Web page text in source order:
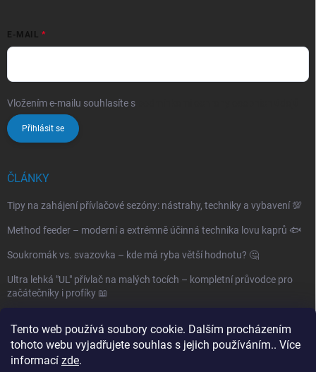
Tento web používá soubory cookie. Dalším procházením
tohoto webu vyjadřujete souhlas s jejich používáním.. Více
informací zde.
E-MAIL
Vložením e-mailu souhlasíte s
Přihlásit se
ČLÁNKY
Tipy na zahájení přívlačové sezóny: nástrahy, techniky a vybavení 💯
Method feeder – moderní a extrémně účinná technika lovu kaprů 🐟
Soukromák vs. svazovka – kde má ryba větší hodnotu? 🤔
Ultra lehká "UL" přívlač na malých tocích – kompletní průvodce pro
začátečníky i profíky 📖
Archiv